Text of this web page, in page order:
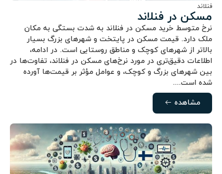
فنلاند
مسکن در فنلاند
نرخ متوسط خرید مسکن در فنلاند به شدت بستگی به مکان
ملک دارد. قیمت مسکن در پایتخت و شهرهای بزرگ بسیار
بالاتر از شهرهای کوچک و مناطق روستایی است. در ادامه،
اطلاعات دقیق‌تری در مورد نرخ‌های مسکن در فنلاند، تفاوت‌ها در
بین شهرهای بزرگ و کوچک، و عوامل مؤثر بر قیمت‌ها آورده
شده است....
مشاهده